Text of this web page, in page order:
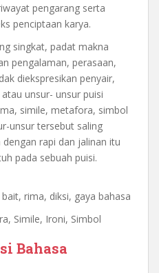
pengarang serta
penciptaan karya.
singkat, padat makna
pengalaman, perasaan,
diekspresikan penyair,
unsur- unsur puisi
simile, metafora, simbol
unsur tersebut saling
rapi dan jalinan itu
pada sebuah puisi.
rima, diksi, gaya bahasa
Simile, Ironi, Simbol
Bahasa